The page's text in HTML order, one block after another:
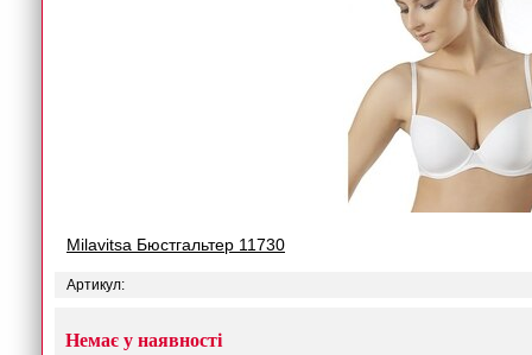
Milavitsa Бюстгальтер 11730
Артикул:
Немає у наявності